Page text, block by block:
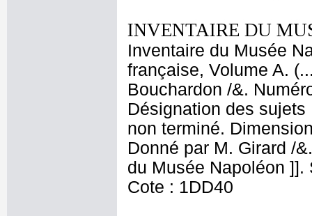
INVENTAIRE DU
Inventaire du Musée
française, Volume A.
Bouchardon /&.
Désignation des
non terminé.
Donné par M. Girard /
du Musée Napoléon
Cote : 1DD40